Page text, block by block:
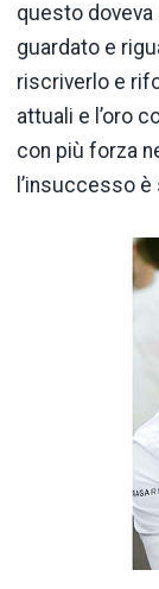
questo doveva
guardato e
riscriverlo e
attuali e l’oro
con più forza
l’insuccesso